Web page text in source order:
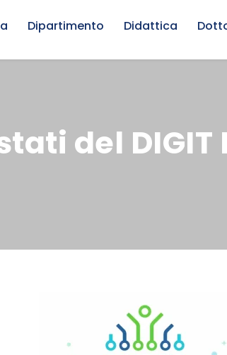
Dipartimento Didattica
del